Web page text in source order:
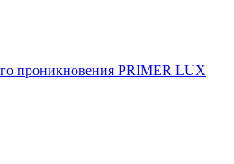
проникновения PRIMER LUX